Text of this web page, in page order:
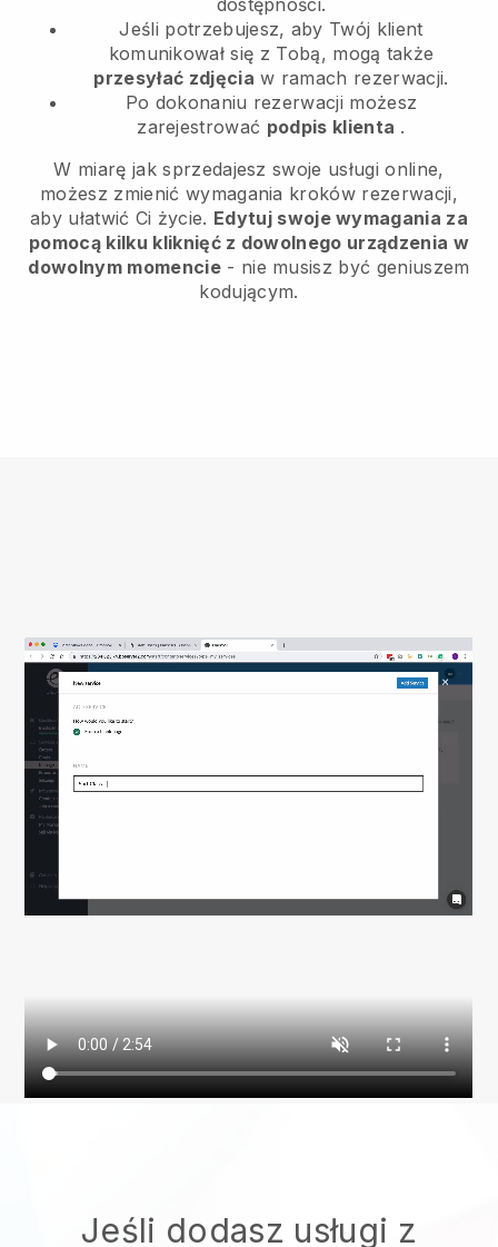
Jeśli potrzebujesz, aby Twój klient
komunikował się z Tobą, mogą także
przesyłać zdjęcia w ramach rezerwacji.
Po dokonaniu rezerwacji możesz
zarejestrować podpis klienta .
W miarę jak sprzedajesz swoje usługi online,
możesz zmienić wymagania kroków rezerwacji,
aby ułatwić Ci życie. Edytuj swoje wymagania za
pomocą kilku kliknięć z dowolnego urządzenia w
dowolnym momencie- nie musisz być geniuszem
kodującym.
Jeśli dodasz usługi z